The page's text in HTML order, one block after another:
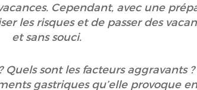
Cependant, avec une
les risques et de passer des
et sans souci.
sont les facteurs aggravants
gastriques qu’elle provoque